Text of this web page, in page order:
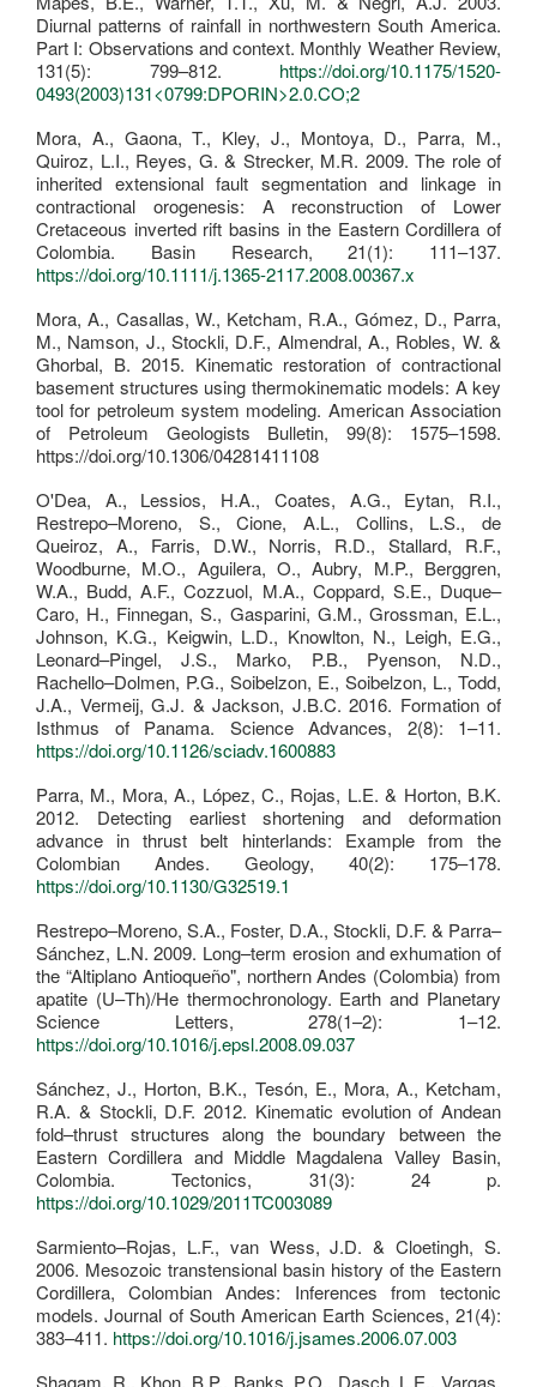
Diurnal patterns of rainfall in northwestern South America.
Part I: Observations and context. Monthly Weather Review,
131(5): 799–812. https://doi.org/10.1175/1520-
0493(2003)131<0799:DPORIN>2.0.CO;2
Mora, A., Gaona, T., Kley, J., Montoya, D., Parra, M.,
Quiroz, L.I., Reyes, G. & Strecker, M.R. 2009. The role of
inherited extensional fault segmentation and linkage in
contractional orogenesis: A reconstruction of Lower
Cretaceous inverted rift basins in the Eastern Cordillera of
Colombia. Basin Research, 21(1): 111–137.
https://doi.org/10.1111/j.1365-2117.2008.00367.x
Mora, A., Casallas, W., Ketcham, R.A., Gómez, D., Parra,
M., Namson, J., Stockli, D.F., Almendral, A., Robles, W. &
Ghorbal, B. 2015. Kinematic restoration of contractional
basement structures using thermokinematic models: A key
tool for petroleum system modeling. American Association
of Petroleum Geologists Bulletin, 99(8): 1575–1598.
https://doi.org/10.1306/04281411108
O'Dea, A., Lessios, H.A., Coates, A.G., Eytan, R.I.,
Restrepo–Moreno, S., Cione, A.L., Collins, L.S., de
Queiroz, A., Farris, D.W., Norris, R.D., Stallard, R.F.,
Woodburne, M.O., Aguilera, O., Aubry, M.P., Berggren,
W.A., Budd, A.F., Cozzuol, M.A., Coppard, S.E., Duque–
Caro, H., Finnegan, S., Gasparini, G.M., Grossman, E.L.,
Johnson, K.G., Keigwin, L.D., Knowlton, N., Leigh, E.G.,
Leonard–Pingel, J.S., Marko, P.B., Pyenson, N.D.,
Rachello–Dolmen, P.G., Soibelzon, E., Soibelzon, L., Todd,
J.A., Vermeij, G.J. & Jackson, J.B.C. 2016. Formation of
Isthmus of Panama. Science Advances, 2(8): 1–11.
https://doi.org/10.1126/sciadv.1600883
Parra, M., Mora, A., López, C., Rojas, L.E. & Horton, B.K.
2012. Detecting earliest shortening and deformation
advance in thrust belt hinterlands: Example from the
Colombian Andes. Geology, 40(2): 175–178.
https://doi.org/10.1130/G32519.1
Restrepo–Moreno, S.A., Foster, D.A., Stockli, D.F. & Parra–
Sánchez, L.N. 2009. Long–term erosion and exhumation of
the “Altiplano Antioqueño", northern Andes (Colombia) from
apatite (U–Th)/He thermochronology. Earth and Planetary
Science Letters, 278(1–2): 1–12.
https://doi.org/10.1016/j.epsl.2008.09.037
Sánchez, J., Horton, B.K., Tesón, E., Mora, A., Ketcham,
R.A. & Stockli, D.F. 2012. Kinematic evolution of Andean
fold–thrust structures along the boundary between the
Eastern Cordillera and Middle Magdalena Valley Basin,
Colombia. Tectonics, 31(3): 24 p.
https://doi.org/10.1029/2011TC003089
Sarmiento–Rojas, L.F., van Wess, J.D. & Cloetingh, S.
2006. Mesozoic transtensional basin history of the Eastern
Cordillera, Colombian Andes: Inferences from tectonic
models. Journal of South American Earth Sciences, 21(4):
383–411. https://doi.org/10.1016/j.jsames.2006.07.003
Shagam, R., Khon, B.P., Banks, P.O., Dasch, L.E., Vargas,